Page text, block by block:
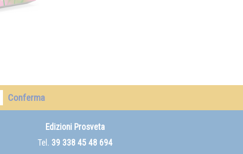
Conferma
Edizioni Prosveta
Tel. 39 338 45 48 694